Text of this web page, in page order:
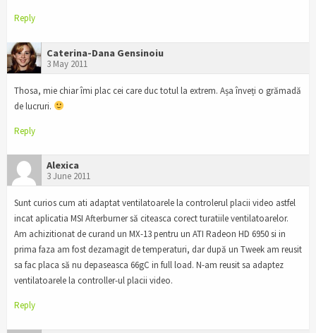
Reply
Caterina-Dana Gensinoiu
3 May 2011
Thosa, mie chiar îmi plac cei care duc totul la extrem. Așa înveți o grămadă
de lucruri.
Reply
Alexica
3 June 2011
Sunt curios cum ati adaptat ventilatoarele la controlerul placii video astfel
incat aplicatia MSI Afterburner să citeasca corect turatiile ventilatoarelor.
Am achizitionat de curand un MX-13 pentru un ATI Radeon HD 6950 si in
prima faza am fost dezamagit de temperaturi, dar după un Tweek am reusit
sa fac placa să nu depaseasca 66gC in full load. N-am reusit sa adaptez
ventilatoarele la controller-ul placii video.
Reply